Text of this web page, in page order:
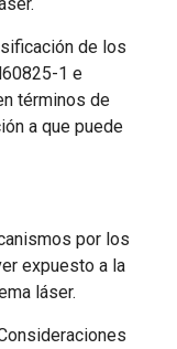
de los
1 e
términos de
a que puede
por los
expuesto a la
láser.